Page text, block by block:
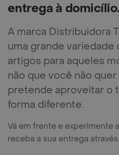
entrega à domicílio.
A marca Distribuidora
uma grande
artigos para aqueles
não que você não
pretende aproveitar o
forma diferente.
Vá em frente e experimente
receba a sua entrega